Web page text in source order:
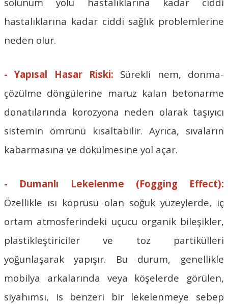
hastalıklarına kadar ciddi sağlık problemlerine
neden olur.
- Yapısal Hasar Riski: Sürekli nem, donma-
çözülme döngülerine maruz kalan betonarme
donatılarında korozyona neden olarak taşıyıcı
sistemin ömrünü kısaltabilir. Ayrıca, sıvaların
kabarmasına ve dökülmesine yol açar.
- Dumanlı Lekelenme (Fogging Effect):
Özellikle ısı köprüsü olan soğuk yüzeylerde, iç
ortam atmosferindeki uçucu organik bileşikler,
plastikleştiriciler ve toz partikülleri
yoğunlaşarak yapışır. Bu durum, genellikle
mobilya arkalarında veya köşelerde görülen,
siyahımsı, is benzeri bir lekelenmeye sebep